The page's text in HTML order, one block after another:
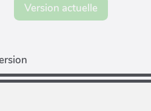
Version actuelle